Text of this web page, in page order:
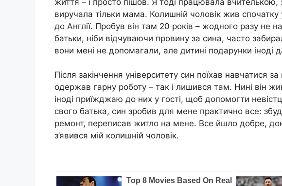
виручала тільки мама. Колишній чоловік жив спочатку
до Англії. Пробув він там 20 років – жодного разу не
батьки, ніби відчуваючи провину за сина, часто
вони мені не допомагали, але дитині подарунки іноді
Після закінчення університету син поїхав навчатися
одержав гарну роботу – так і лишився там. Нині він
іноді приїжджаю до них у гості, щоб допомогти
свого батька, син зробив для мене практично все:
ремонт, переписав житло на мене. Все йшло добре,
з’явився мій колишній чоловік.